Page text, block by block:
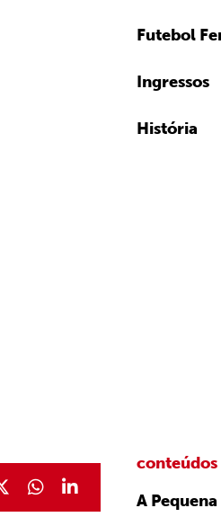
Futebol
Ingressos
História
A